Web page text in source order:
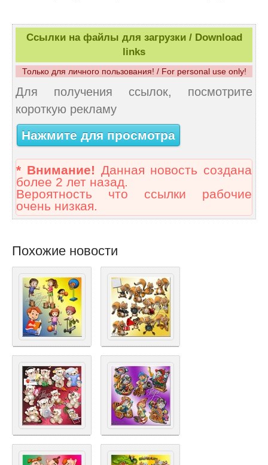
Ссылки на файлы для загрузки / Download
links
Только для личного пользования! / For personal use only!
Для получения ссылок, посмотрите
короткую рекламу
Нажмите для просмотра
* Внимание! Данная новость создана
более 2 лет назад.
Вероятность что ссылки рабочие
очень низкая.
Похожие новости